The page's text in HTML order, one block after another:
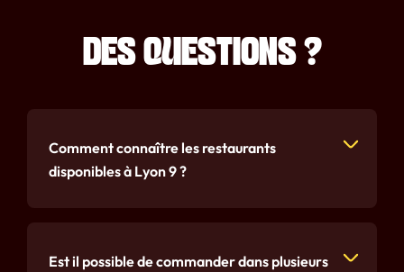
DES QUESTIONS ?
Comment connaître les restaurants
disponibles à Lyon 9 ?
Est il possible de commander dans plusieurs